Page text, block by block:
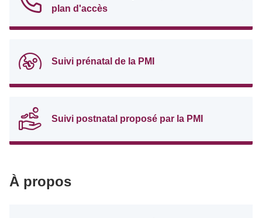
plan d'accès
Suivi prénatal de la PMI
Suivi postnatal proposé par la PMI
À propos